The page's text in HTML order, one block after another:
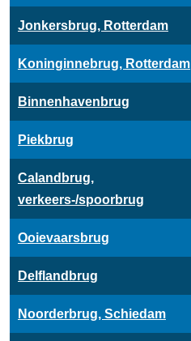
Jonkersbrug, Rotterdam
Koninginnebrug, Rotterdam
Binnenhavenbrug
Piekbrug
Calandbrug,
verkeers-/spoorbrug
Ooievaarsbrug
Delflandbrug
Noorderbrug, Schiedam